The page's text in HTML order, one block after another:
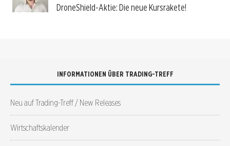
DroneShield-Aktie: Die neue Kursrakete!
INFORMATIONEN ÜBER TRADING-TREFF
Neu auf Trading-Treff / New Releases
Wirtschaftskalender